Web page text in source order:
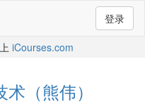
登录
iCourses.com
术 （熊伟）